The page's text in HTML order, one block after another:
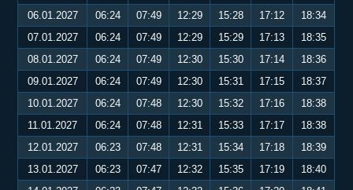
06.01.2027
06:24 07:49 12:29 15:28 17:12
18:34
07.01.2027
06:24 07:49 12:29 15:29 17:13
18:35
08.01.2027
06:24 07:49 12:30 15:30 17:14
18:36
09.01.2027
06:24 07:49 12:30 15:31 17:15
18:37
10.01.2027
06:24 07:48 12:30 15:32 17:16
18:38
11.01.2027
06:24 07:48 12:31 15:33 17:17
18:38
12.01.2027
06:23 07:48 12:31 15:34 17:18
18:39
13.01.2027
06:23 07:47 12:32 15:35 17:19
18:40